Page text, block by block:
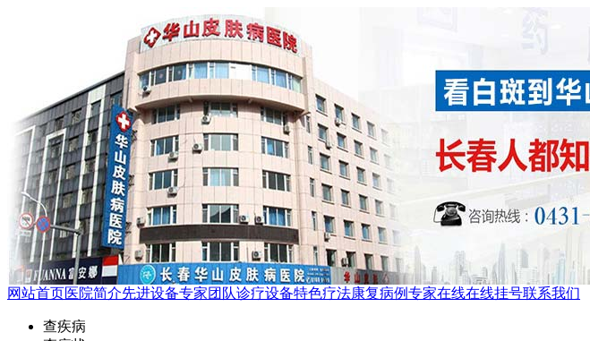
网站首页医院简介先进设备专家团队诊疗设备特色疗法康复病例专家在线在线挂号联系我们
查疾病